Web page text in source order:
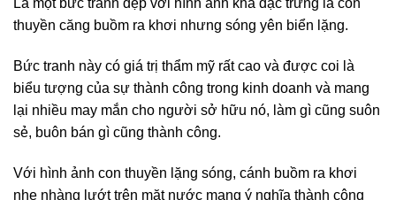
Là một bức tranh đẹp với hình ảnh khá đặc trưng là con
thuyền căng buồm ra khơi nhưng sóng yên biển lặng.
Bức tranh này có giá trị thẩm mỹ rất cao và được coi là
biểu tượng của sự thành công trong kinh doanh và mang
lại nhiều may mắn cho người sở hữu nó, làm gì cũng suôn
sẻ, buôn bán gì cũng thành công.
Với hình ảnh con thuyền lặng sóng, cánh buồm ra khơi
nhẹ nhàng lướt trên mặt nước mang ý nghĩa thành công